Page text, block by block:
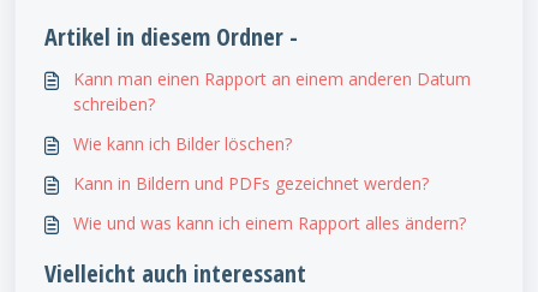
Artikel in diesem Ordner -
Kann man einen Rapport an einem anderen Datum
schreiben?
Wie kann ich Bilder löschen?
Kann in Bildern und PDFs gezeichnet werden?
Wie und was kann ich einem Rapport alles ändern?
Vielleicht auch interessant